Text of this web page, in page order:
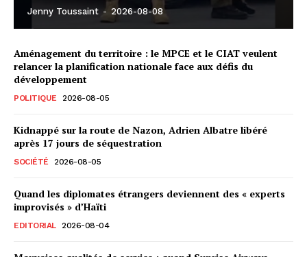
Jenny Toussaint - 2026-08-08
Aménagement du territoire : le MPCE et le CIAT veulent
relancer la planification nationale face aux défis du
développement
POLITIQUE 2026-08-05
Kidnappé sur la route de Nazon, Adrien Albatre libéré
après 17 jours de séquestration
SOCIÉTÉ 2026-08-05
Quand les diplomates étrangers deviennent des « experts
improvisés » d’Haïti
EDITORIAL 2026-08-04